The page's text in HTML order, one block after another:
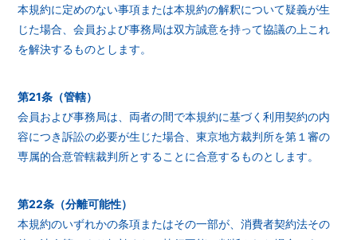
本規約に定めのない事項または本規約の解釈について疑義が生
じた場合、会員および事務局は双方誠意を持って協議の上これ
を解決するものとします。
第21条（管轄）
会員および事務局は、両者の間で本規約に基づく利用契約の内
容につき訴訟の必要が生じた場合、東京地方裁判所を第１審の
専属的合意管轄裁判所とすることに合意するものとします。
第22条（分離可能性）
本規約のいずれかの条項またはその一部が、消費者契約法その